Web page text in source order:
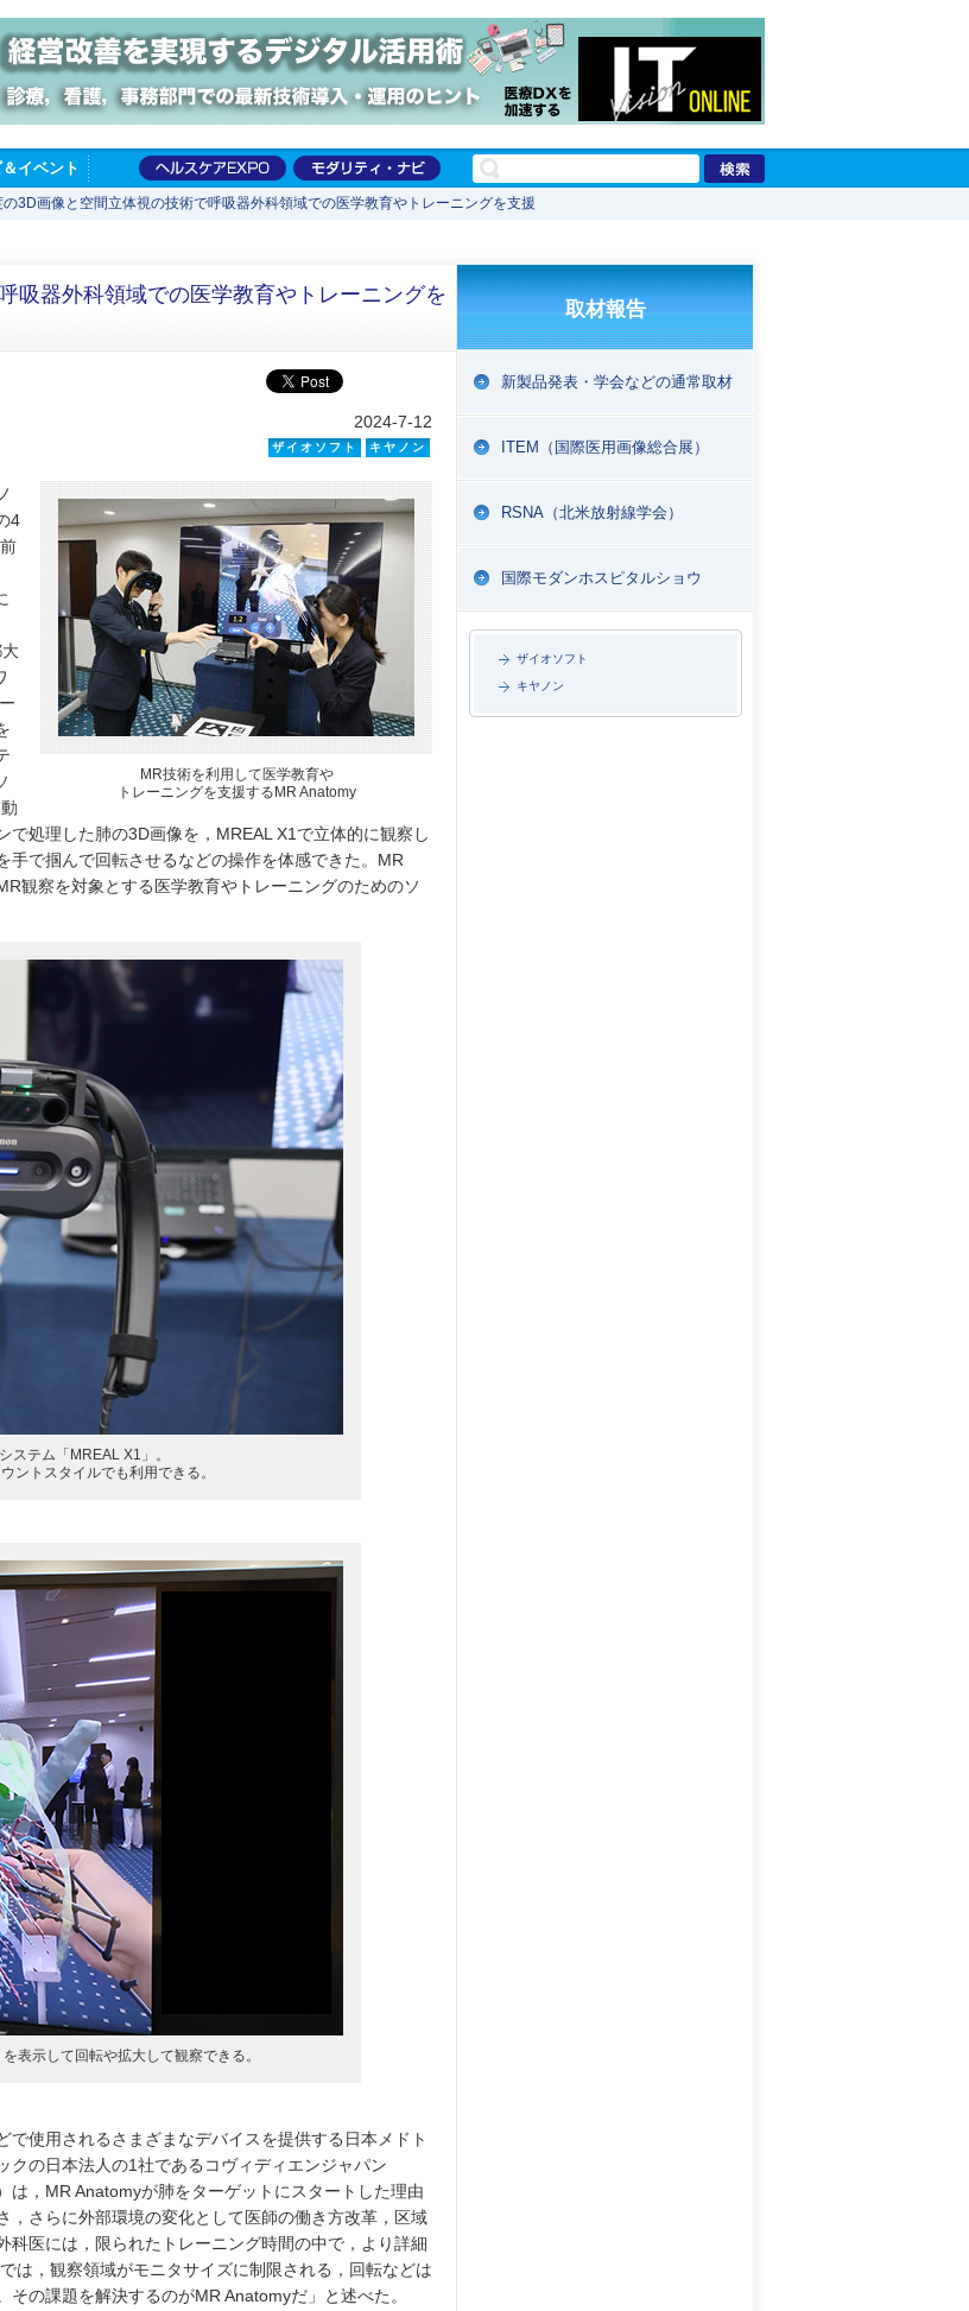
イベント
の3D画像と空間立体視の技術で呼吸器外科領域での医学教育やトレーニングを支援
吸器外科領域での医学教育やトレーニングを
2024-7-12
ザイオソフト キヤノン
MR技術を利用して医学教育や
トレーニングを支援するMR Anatomy
4
処理した肺の3D画像を，MREAL X1で立体的に観察し
で掴んで回転させるなどの操作を体感できた。MR
観察を対象とする医学教育やトレーニングのためのソ
ステム「MREAL X1」。
ントスタイルでも利用できる。
表示して回転や拡大して観察できる。
使用されるさまざまなデバイスを提供する日本メドト
クの日本法人の1社であるコヴィディエンジャパン
は，MR Anatomyが肺をターゲットにスタートした理由
さらに外部環境の変化として医師の働き方改革，区域
医には，限られたトレーニング時間の中で，より詳細
は，観察領域がモニタサイズに制限される，回転などは
の課題を解決するのがMR Anatomyだ」と述べた。
取材報告
新製品発表・学会などの通常取材
ITEM（国際医用画像総合展）
RSNA（北米放射線学会）
国際モダンホスピタルショウ
ザイオソフト
キヤノン